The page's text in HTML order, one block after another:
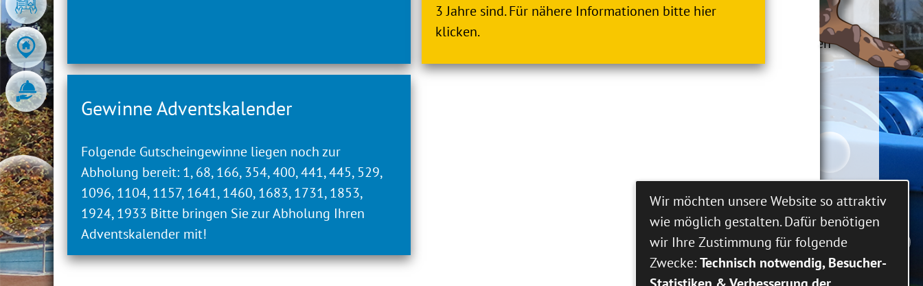
3 Jahre sind. Für nähere Informationen bitte hier
klicken.
Gewinne Adventskalender
Folgende Gutscheingewinne liegen noch zur
Abholung bereit: 1, 68, 166, 354, 400, 441, 445, 529,
1096, 1104, 1157, 1641, 1460, 1683, 1731, 1853,
1924, 1933 Bitte bringen Sie zur Abholung Ihren
Adventskalender mit!
Mit dieser Maßnahme wird die Zusammenarbeit und die Initiierung, Organisation und Umsetzung von Projekten zur nachhaltigen
Entwicklung in ländlichen Gebieten („LEADER-Region“) unterstützt.
Wir möchten unsere Website so attraktiv
wie möglich gestalten. Dafür benötigen
wir Ihre Zustimmung für folgende
Zwecke:Technisch notwendig, Besucher-